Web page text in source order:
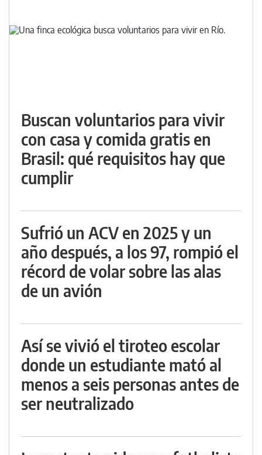
Buscan voluntarios para vivir
con casa y comida gratis en
Brasil: qué requisitos hay que
cumplir
Sufrió un ACV en 2025 y un
año después, a los 97, rompió el
récord de volar sobre las alas
de un avión
Así se vivió el tiroteo escolar
donde un estudiante mató al
menos a seis personas antes de
ser neutralizado